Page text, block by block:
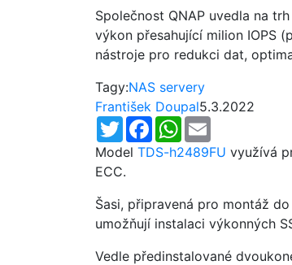
Společnost QNAP uvedla na
výkon přesahující milion IOPS
nástroje pro redukci dat,
Tagy:NAS servery
František Doupal5.3.2022
TwitterFacebookWhatsApp
Model TDS-h2489FU využívá
ECC.
Šasi, připravená pro montáž
umožňují instalaci výkonných
Vedle předinstalované